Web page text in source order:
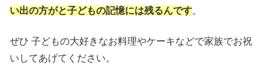
い出の方がと子どもの記憶には残るんです。
ぜひ 子どもの大好きなお料理やケーキなどで家族でお祝
いしてあげてください。